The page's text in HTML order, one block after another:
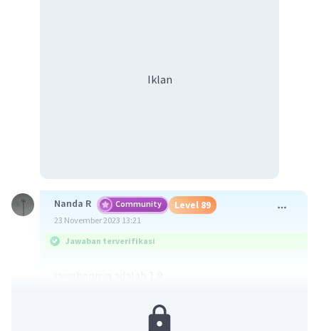
Iklan
Nanda R Community Level 89
23 November 2023 13:21
Jawaban terverifikasi